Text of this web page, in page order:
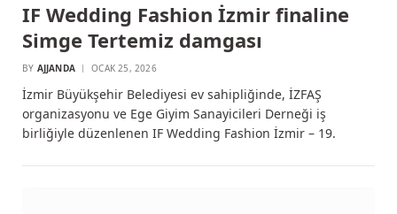
IF Wedding Fashion İzmir finaline
Simge Tertemiz damgası
BY AJJANDA OCAK 25, 2026
İzmir Büyükşehir Belediyesi ev sahipliğinde, İZFAŞ
organizasyonu ve Ege Giyim Sanayicileri Derneği iş
birliğiyle düzenlenen IF Wedding Fashion İzmir – 19.